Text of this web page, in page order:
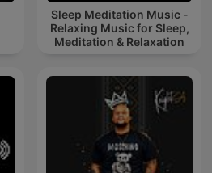
Sleep Meditation Music -
Relaxing Music for Sleep,
Meditation & Relaxation